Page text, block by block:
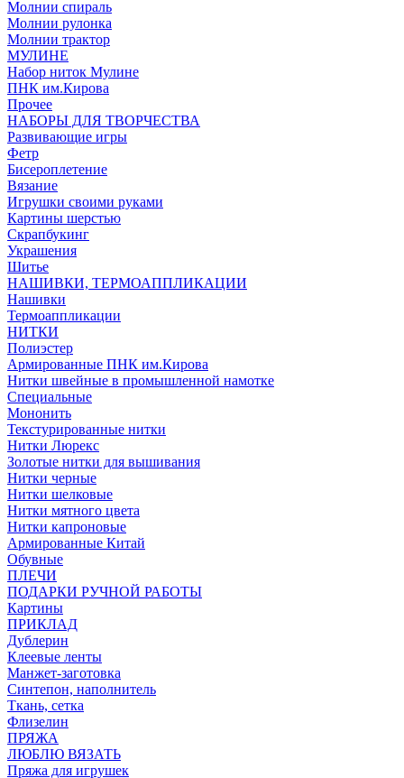
Молнии спираль
Молнии рулонка
Молнии трактор
МУЛИНЕ
Набор ниток Мулине
ПНК им.Кирова
Прочее
НАБОРЫ ДЛЯ ТВОРЧЕСТВА
Развивающие игры
Фетр
Бисероплетение
Вязание
Игрушки своими руками
Картины шерстью
Скрапбукинг
Украшения
Шитье
НАШИВКИ, ТЕРМОАППЛИКАЦИИ
Нашивки
Термоаппликации
НИТКИ
Полиэстер
Армированные ПНК им.Кирова
Нитки швейные в промышленной намотке
Специальные
Мононить
Текстурированные нитки
Нитки Люрекс
Золотые нитки для вышивания
Нитки черные
Нитки шелковые
Нитки мятного цвета
Нитки капроновые
Армированные Китай
Обувные
ПЛЕЧИ
ПОДАРКИ РУЧНОЙ РАБОТЫ
Картины
ПРИКЛАД
Дублерин
Клеевые ленты
Манжет-заготовка
Синтепон, наполнитель
Ткань, сетка
Флизелин
ПРЯЖА
ЛЮБЛЮ ВЯЗАТЬ
Пряжа для игрушек